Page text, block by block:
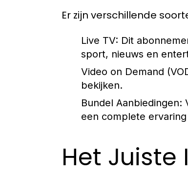
Er zijn verschillende
Live TV: Dit
sport, nieuws en
Video on Demand
bekijken.
Bundel Aanbiedingen:
een complete
Het Juiste